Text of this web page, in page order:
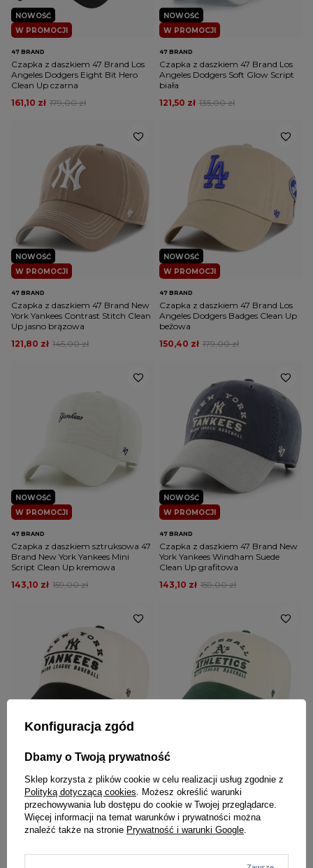
W PROMOCJI
NOWOŚĆ
47 BRAND
Czapka z daszkiem 47 Brand Los
Angeles Dodgers Eight Bit Hero
Clean Up czarna
179,00 zł
161,10 zł
W PROMOCJI
NOWOŚĆ
47 BRAND
Czapka z daszkiem 47 Brand Los
Angeles Dodgers Soft Glow Script
biała
135,00 zł
121,50 zł
W PROMOCJI
NOWOŚĆ
47 BRAND
Czapka z daszkiem 47 Brand New
York Yankees Contrast Stitch Clean
Up jasno brązowa
145,00 zł
121,80 zł
W PROMOCJI
NOWOŚĆ
47 BRAND
Czapka z daszkiem 47 Brand Los
Angeles Dodgers Badges Clean Up
beżowa
179,00 zł
150,40 zł
W PROMOCJI
NOWOŚĆ
47 BRAND
Czapka z daszkiem sztruksowa 47
Brand New York Yankees Mini
Script Clean Up kremowa
159,00 zł
143,10 zł
W PROMOCJI
NOWOŚĆ
47 BRAND
Czapka z daszkiem 47 Brand New
York Yankees Windham Suede
Clean Up grafitowa
159,00 zł
143,10 zł
W PROMOCJI
47 BRAND
Czapka z daszkiem 47 Brand New
York Yankees Windham Clean Up
kremowa czarna
145,00 zł
130,50 zł
W PROMOCJI
47 BRAND
Czapka z daszkiem 47 Brand
Oakland Athletics Windham Clean
Up kremowa zielona
145,00 zł
130,50 zł
Konfiguracja zgód
Dbamy o Twoją prywatność
Sklep korzysta z plików cookie w celu realizacji usług zgodnie z
Polityką dotyczącą cookies . Możesz określić warunki
przechowywania lub dostępu do cookie w Twojej przeglądarce.
Więcej informacji na temat warunków i prywatności można
znaleźć także na stronie Prywatność i warunki Google